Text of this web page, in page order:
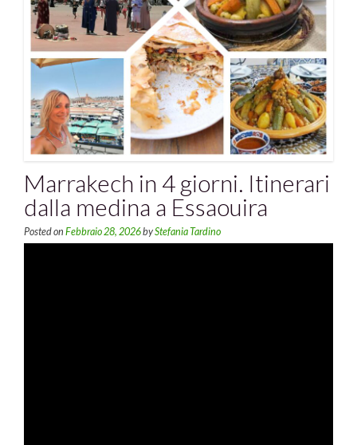
Marrakech in 4 giorni. Itinerari
dalla medina a Essaouira
Posted on Febbraio 28, 2026byStefania Tardino